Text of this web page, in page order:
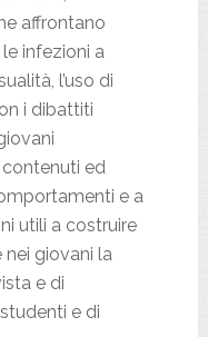
affrontano
infezioni a
l’uso di
i dibattiti
ed
e a
utili a costruire
nei giovani la
e di
e di